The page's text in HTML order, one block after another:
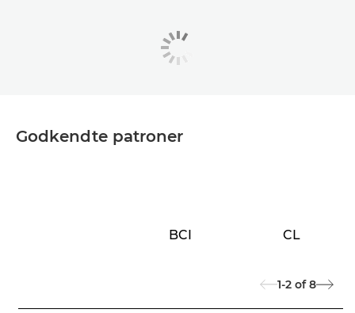
Godkendte patroner
BCI CL
1-2 of 8